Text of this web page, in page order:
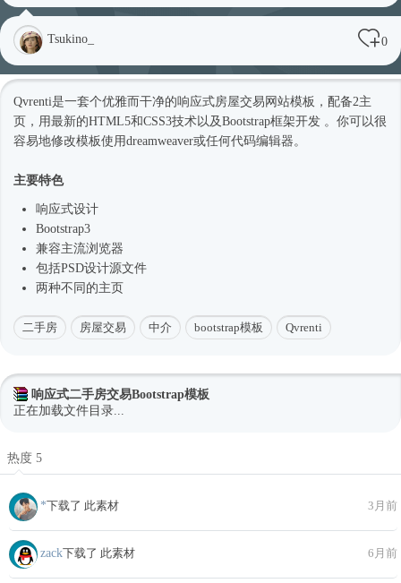
Tsukino_ 0
Qvrenti是一套个优雅而干净的响应式房屋交易 网站模板 ，配备2主
页，用最新的HTML5和CSS3技术以及Bootstrap框架开发 。你可以很
容易地修改模板使用dreamweaver或任何代码编辑器。
主要特色
响应式设计
Bootstrap3
兼容主流浏览器
包括PSD设计源文件
两种不同的主页
二手房 房屋交易 中介 bootstrap模板 Qvrenti
响应式二手房交易Bootstrap模板
正在加载文件目录...
热度 5
*下载了 此素材 3月前
zack下载了 此素材 6月前